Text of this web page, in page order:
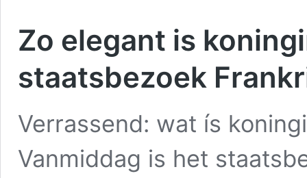
Zo elegant is
staatsbezoek
Verrassend: wat ís
Vanmiddag is het